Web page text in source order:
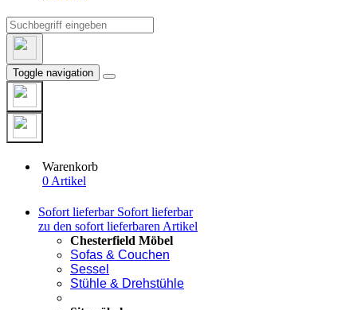
Toggle navigation
Warenkorb
0 Artikel
Sofort lieferbar Sofort lieferbar
zu den sofort lieferbaren Artikel
Chesterfield Möbel
Sofas & Couchen
Sessel
Stühle & Drehstühle